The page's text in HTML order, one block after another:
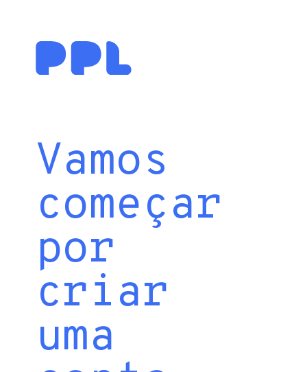
Vamos
começar
por
criar
uma